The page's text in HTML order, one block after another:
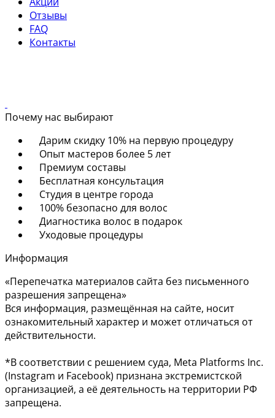
Отзывы
FAQ
Контакты
Почему нас выбирают
Дарим скидку 10% на первую процедуру
Опыт мастеров более 5 лет
Премиум составы
Бесплатная консультация
Студия в центре города
100% безопасно для волос
Диагностика волос в подарок
Уходовые процедуры
Информация
«Перепечатка материалов сайта без письменного
разрешения запрещена»
Вся информация, размещённая на сайте, носит
ознакомительный характер и может отличаться от
действительности.
*В соответствии с решением суда, Meta Platforms Inc.
(Instagram и Facebook) признана экстремистской
организацией, а её деятельность на территории РФ
запрещена.